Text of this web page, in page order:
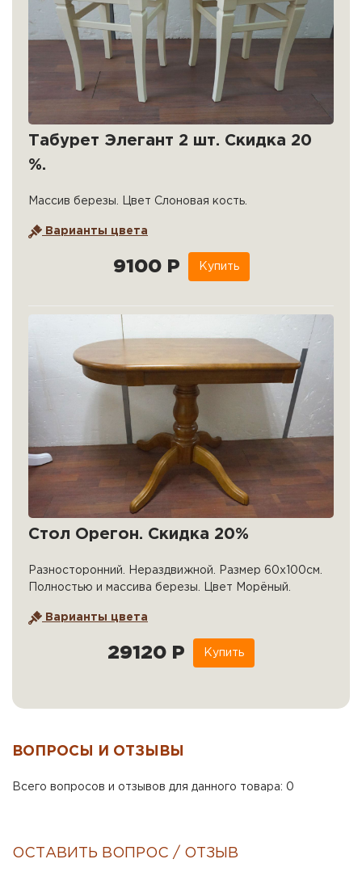
Табурет Элегант 2 шт. Скидка 20
%.
Массив березы. Цвет Слоновая кость.
Варианты цвета
9100 Р Купить
Стол Орегон. Скидка 20%
Разносторонний. Нераздвижной. Размер 60х100см.
Полностью и массива березы. Цвет Морёный.
Варианты цвета
29120 Р Купить
ВОПРОСЫ И ОТЗЫВЫ
Всего вопросов и отзывов для данного товара: 0
ОСТАВИТЬ ВОПРОС / ОТЗЫВ